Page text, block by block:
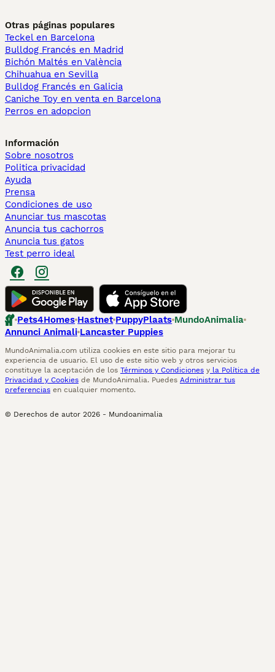
Otras páginas populares
Teckel en Barcelona
Bulldog Francés en Madrid
Bichón Maltés en València
Chihuahua en Sevilla
Bulldog Francés en Galicia
Caniche Toy en venta en Barcelona
Perros en adopcion
Información
Sobre nosotros
Politica privacidad
Ayuda
Prensa
Condiciones de uso
Anunciar tus mascotas
Anuncia tus cachorros
Anuncia tus gatos
Test perro ideal
Pets4Homes Hastnet PuppyPlaats MundoAnimalia
Annunci Animali Lancaster Puppies
MundoAnimalia.com utiliza cookies en este sitio para mejorar tu
experiencia de usuario. El uso de este sitio web y otros servicios
constituye la aceptación de los Términos y Condiciones y la Política de
Privacidad y Cookies de MundoAnimalia. Puedes Administrar tus
preferencias en cualquier momento.
© Derechos de autor 2026 - Mundoanimalia